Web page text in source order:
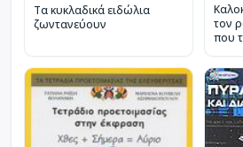
Τα κυκλαδικά ειδώλια
ζωντανεύουν
τον
που